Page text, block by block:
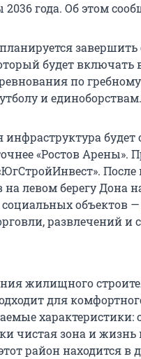
года. Об этом
будет включать
по
и единоборствам.
будет
«Ростов
на левом берегу Дона
социальных объектов
развлечений и
жилищного
для
чистая зона и
район находится в